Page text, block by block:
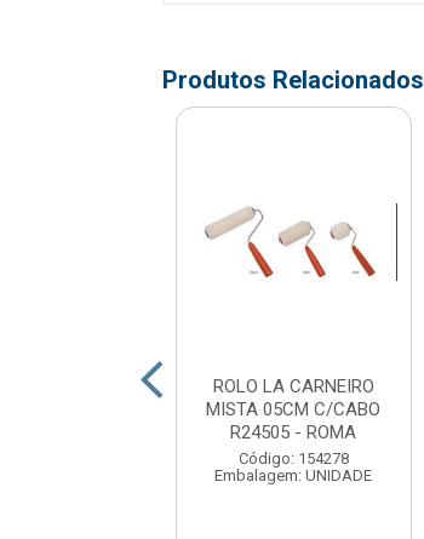
Produtos Relacionados
ROLO LA CARNEIRO
MISTA 05CM C/CABO
R24505 - ROMA
Código: 154278
Embalagem: UNIDADE